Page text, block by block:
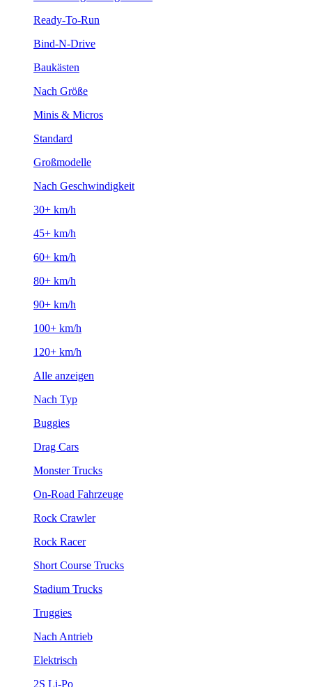
Ready-To-Run
Bind-N-Drive
Baukästen
Nach Größe
Minis & Micros
Standard
Großmodelle
Nach Geschwindigkeit
30+ km/h
45+ km/h
60+ km/h
80+ km/h
90+ km/h
100+ km/h
120+ km/h
Alle anzeigen
Nach Typ
Buggies
Drag Cars
Monster Trucks
On-Road Fahrzeuge
Rock Crawler
Rock Racer
Short Course Trucks
Stadium Trucks
Truggies
Nach Antrieb
Elektrisch
2S Li-Po